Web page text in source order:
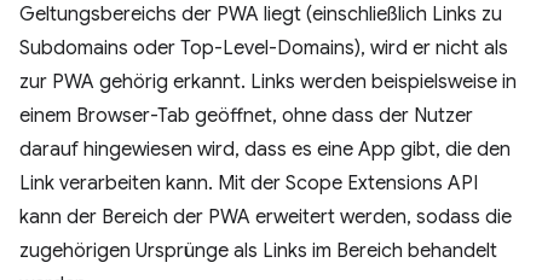
Geltungsbereichs der PWA liegt (einschließlich Links zu
Subdomains oder Top-Level-Domains), wird er nicht als
zur PWA gehörig erkannt. Links werden beispielsweise in
einem Browser-Tab geöffnet, ohne dass der Nutzer
darauf hingewiesen wird, dass es eine App gibt, die den
Link verarbeiten kann. Mit der Scope Extensions API
kann der Bereich der PWA erweitert werden, sodass die
zugehörigen Ursprünge als Links im Bereich behandelt